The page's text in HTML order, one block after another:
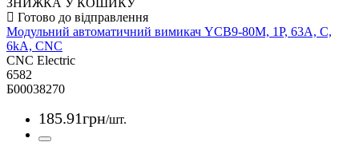
ЗНИЖКА У КОШИКУ
Модульний автоматичний вимикач YCB9-80M, 1Р, 63А, С,
6kА, CNC
CNC Electric
6582
Б00038270
185.91грн/шт.